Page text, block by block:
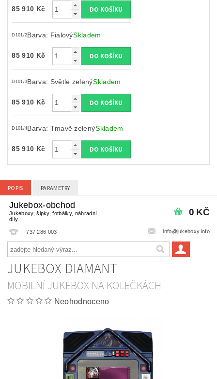
85 910 Kč
D101/2Barva: FialovýSkladem
85 910 Kč
D101/3Barva: Světle zelenýSkladem
85 910 Kč
D101/4Barva: Tmavě zelenýSkladem
85 910 Kč
POPIS PARAMETRY
Jukebox-obchod
Jukeboxy, šipky, fotbálky, náhradní
díly
737 286 003 info@jukeboxy.info
0 KČ
JUKEBOX DIAMANT
MOBILNÍ JUKEBOX NA KOLEČKÁCH
Neohodnoceno